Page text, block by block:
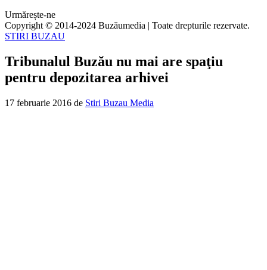
Urmărește-ne
Copyright © 2014-2024 Buzăumedia | Toate drepturile rezervate.
STIRI BUZAU
Tribunalul Buzău nu mai are spaţiu
pentru depozitarea arhivei
17 februarie 2016 de Stiri Buzau Media